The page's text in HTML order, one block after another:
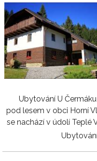
Ubytování U
pod lesem v obci Horní
se nachází v údolí Teplé